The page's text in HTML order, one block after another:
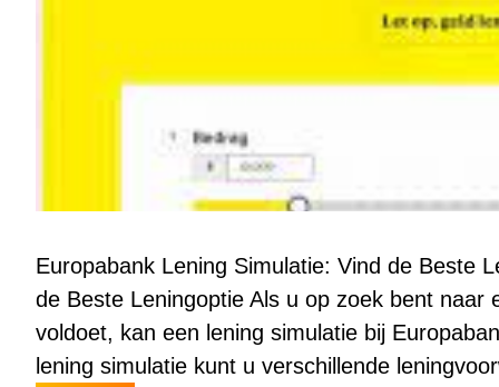
Europabank Lening Simulatie: Vind de Beste
de Beste Leningoptie Als u op zoek bent naar
voldoet, kan een lening simulatie bij
lening simulatie kunt u verschillende